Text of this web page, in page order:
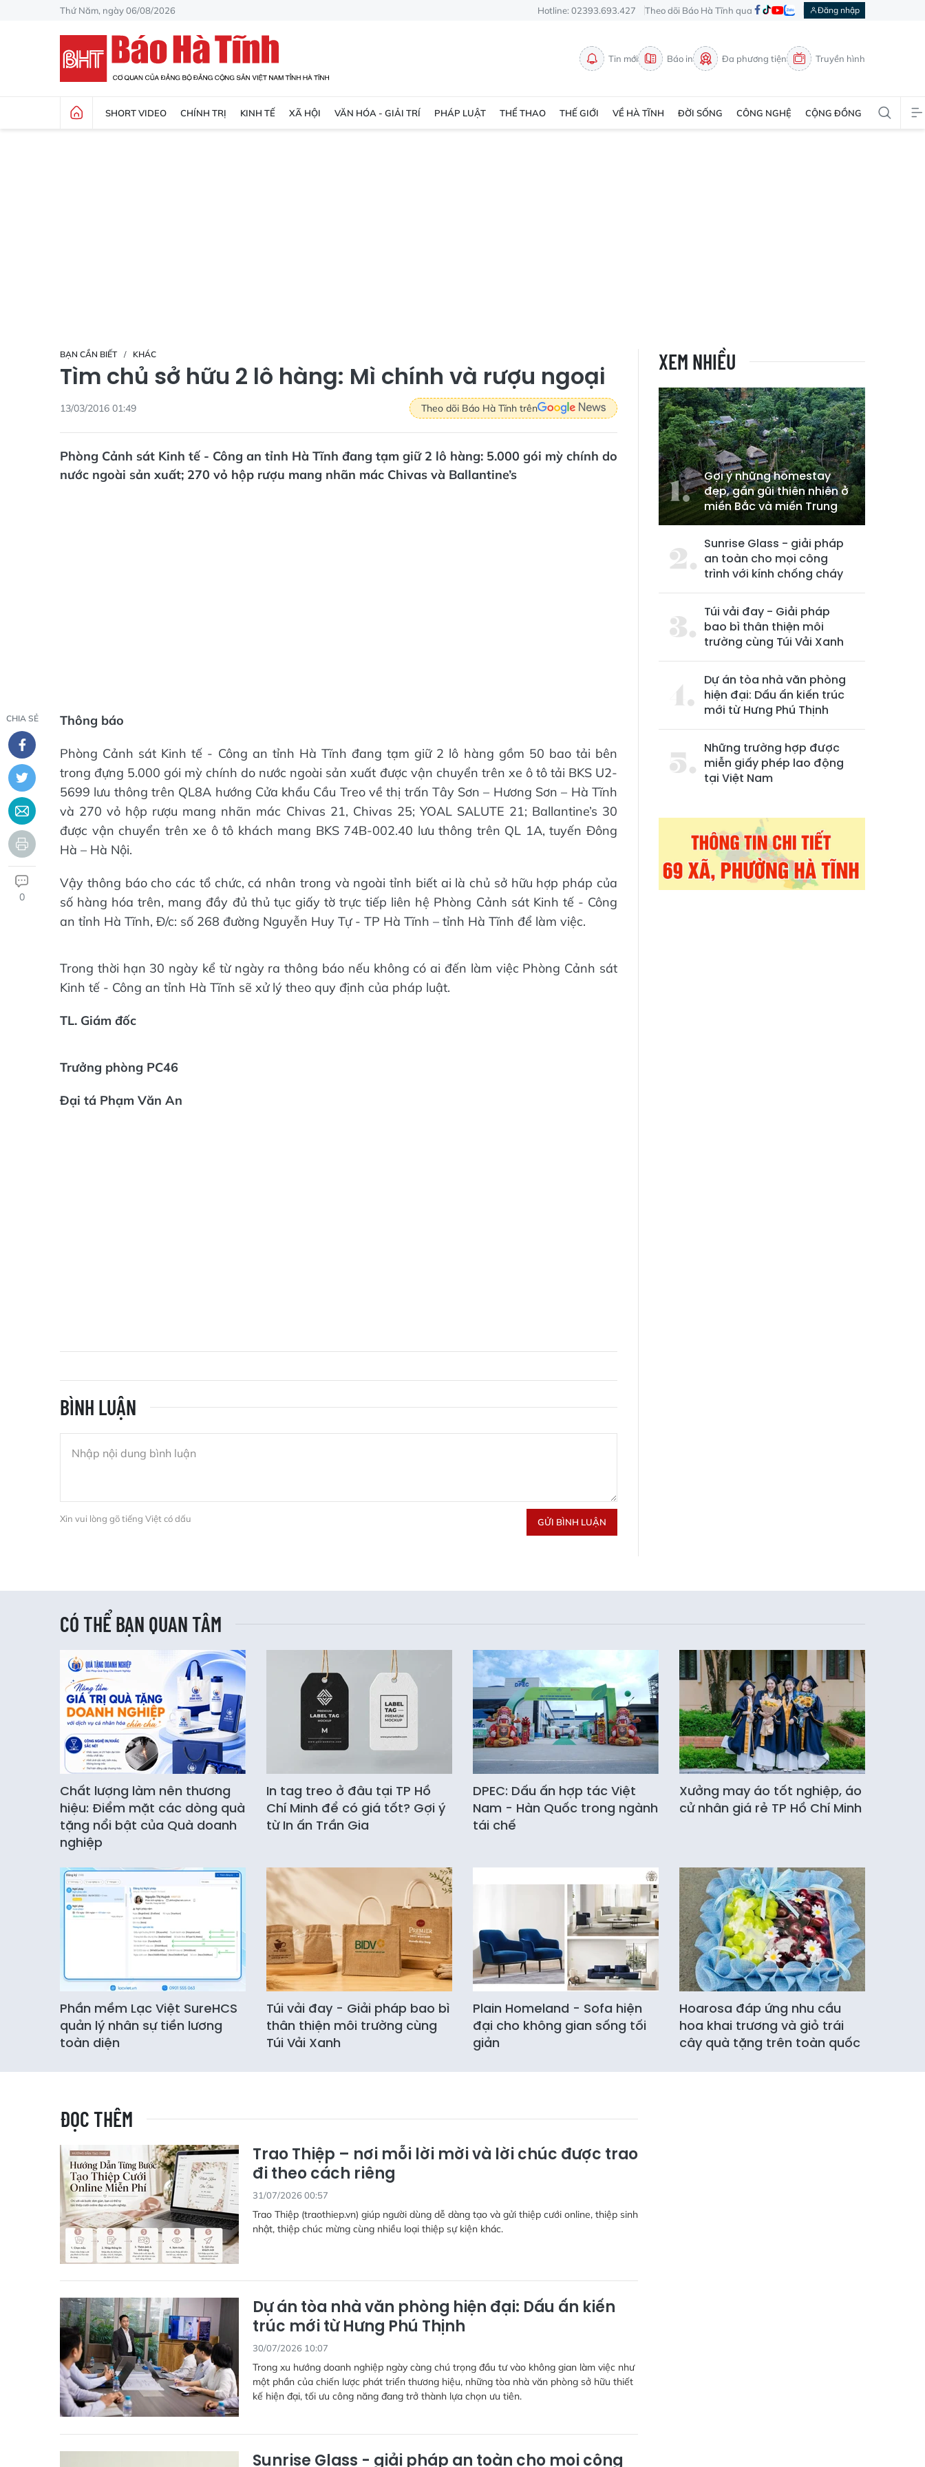
Thứ Năm, ngày 06/08/2026 Hotline: 02393.693.427 Theo dõi Báo Hà Tĩnh qua Đăng nhập
Tin mới Báo in Đa phương tiện Truyền hình
SHORT VIDEO CHÍNH TRỊ KINH TẾ XÃ HỘI VĂN HÓA - GIẢI TRÍ PHÁP LUẬT THỂ THAO THẾ GIỚI VỀ HÀ TĨNH ĐỜI SỐNG CÔNG NGHỆ CỘNG ĐỒNG
BẠN CẦN BIẾT KHÁC
Tìm chủ sở hữu 2 lô hàng: Mì chính và rượu ngoại
13/03/2016 01:49 Theo dõi Báo Hà Tĩnh trên
Phòng Cảnh sát Kinh tế - Công an tỉnh Hà Tĩnh đang tạm giữ 2 lô hàng: 5.000 gói mỳ chính do
nước ngoài sản xuất; 270 vỏ hộp rượu mang nhãn mác Chivas và Ballantine’s
CHIA SẺ
0
Thông báo
Phòng Cảnh sát Kinh tế - Công an tỉnh Hà Tĩnh đang tạm giữ 2 lô hàng gồm 50 bao tải bên
trong đựng 5.000 gói mỳ chính do nước ngoài sản xuất được vận chuyển trên xe ô tô tải BKS U2-
5699 lưu thông trên QL8A hướng Cửa khẩu Cầu Treo về thị trấn Tây Sơn – Hương Sơn – Hà Tĩnh
và 270 vỏ hộp rượu mang nhãn mác Chivas 21, Chivas 25; YOAL SALUTE 21; Ballantine’s 30
được vận chuyển trên xe ô tô khách mang BKS 74B-002.40 lưu thông trên QL 1A, tuyến Đông
Hà – Hà Nội.
Vậy thông báo cho các tổ chức, cá nhân trong và ngoài tỉnh biết ai là chủ sở hữu hợp pháp của
số hàng hóa trên, mang đầy đủ thủ tục giấy tờ trực tiếp liên hệ Phòng Cảnh sát Kinh tế - Công
an tỉnh Hà Tĩnh, Đ/c: số 268 đường Nguyễn Huy Tự - TP Hà Tĩnh – tỉnh Hà Tĩnh để làm việc.
Trong thời hạn 30 ngày kể từ ngày ra thông báo nếu không có ai đến làm việc Phòng Cảnh sát
Kinh tế - Công an tỉnh Hà Tĩnh sẽ xử lý theo quy định của pháp luật.
TL. Giám đốc
Trưởng phòng PC46
Đại tá Phạm Văn An
BÌNH LUẬN
Xin vui lòng gõ tiếng Việt có dấu GỬI BÌNH LUẬN
XEM NHIỀU
Gợi ý những homestay
đẹp, gần gũi thiên nhiên ở
miền Bắc và miền Trung
Sunrise Glass - giải pháp
an toàn cho mọi công
trình với kính chống cháy
Túi vải đay - Giải pháp
bao bì thân thiện môi
trường cùng Túi Vải Xanh
Dự án tòa nhà văn phòng
hiện đại: Dấu ấn kiến trúc
mới từ Hưng Phú Thịnh
Những trường hợp được
miễn giấy phép lao động
tại Việt Nam
CÓ THỂ BẠN QUAN TÂM
Chất lượng làm nên thương
hiệu: Điểm mặt các dòng quà
tặng nổi bật của Quà doanh
nghiệp
In tag treo ở đâu tại TP Hồ
Chí Minh để có giá tốt? Gợi ý
từ In ấn Trần Gia
DPEC: Dấu ấn hợp tác Việt
Nam - Hàn Quốc trong ngành
tái chế
Xưởng may áo tốt nghiệp, áo
cử nhân giá rẻ TP Hồ Chí Minh
Phần mềm Lạc Việt SureHCS
quản lý nhân sự tiền lương
toàn diện
Túi vải đay - Giải pháp bao bì
thân thiện môi trường cùng
Túi Vải Xanh
Plain Homeland - Sofa hiện
đại cho không gian sống tối
giản
Hoarosa đáp ứng nhu cầu
hoa khai trương và giỏ trái
cây quà tặng trên toàn quốc
ĐỌC THÊM
Trao Thiệp – nơi mỗi lời mời và lời chúc được trao
đi theo cách riêng
31/07/2026 00:57
Trao Thiệp (traothiep.vn) giúp người dùng dễ dàng tạo và gửi thiệp cưới online, thiệp sinh
nhật, thiệp chúc mừng cùng nhiều loại thiệp sự kiện khác.
Dự án tòa nhà văn phòng hiện đại: Dấu ấn kiến
trúc mới từ Hưng Phú Thịnh
30/07/2026 10:07
Trong xu hướng doanh nghiệp ngày càng chú trọng đầu tư vào không gian làm việc như
một phần của chiến lược phát triển thương hiệu, những tòa nhà văn phòng sở hữu thiết
kế hiện đại, tối ưu công năng đang trở thành lựa chọn ưu tiên.
Sunrise Glass - giải pháp an toàn cho mọi công